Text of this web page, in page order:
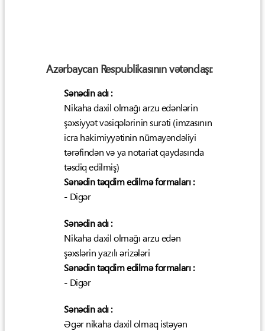
Azərbaycan Respublikasının vətəndaşı:
Sənədin adı :
Nikaha daxil olmağı arzu edənlərin
şəxsiyyət vəsiqələrinin surəti (imzasının
icra hakimiyyətinin nümayəndəliyi
tərəfindən və ya notariat qaydasında
təsdiq edilmiş)
Sənədin təqdim edilmə formaları :
- Digər
Sənədin adı :
Nikaha daxil olmağı arzu edən
şəxslərin yazılı ərizələri
Sənədin təqdim edilmə formaları :
- Digər
Sənədin adı :
Əgər nikaha daxil olmaq istəyən